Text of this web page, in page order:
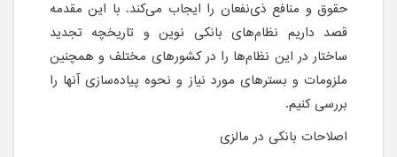
حقوق و منافع ذی‌نفعان را ایجاب می‌کند. با این مقدمه
قصد داریم نظام‌های بانکی نوین و تاریخچه تجدید
ساختار در این نظام‌ها را در کشورهای مختلف و همچنین
ملزومات و بسترهای مورد نیاز و نحوه پیاده‌سازی آنها را
بررسی کنیم.
اصلاحات بانکی در مالزی